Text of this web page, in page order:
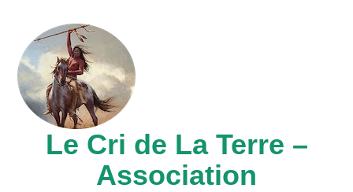
Le Cri de La Terre –
Association